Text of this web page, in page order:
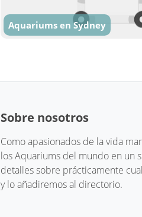
Aquariums en Sydney
Sobre nosotros
Como apasionados de la vida
los Aquariums del mundo en un
detalles sobre prácticamente
y lo añadiremos al directorio.